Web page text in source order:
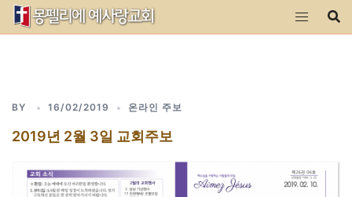
Skip
BY 16/02/2019 온라인 주보
2019년 2월 3일 교회주보